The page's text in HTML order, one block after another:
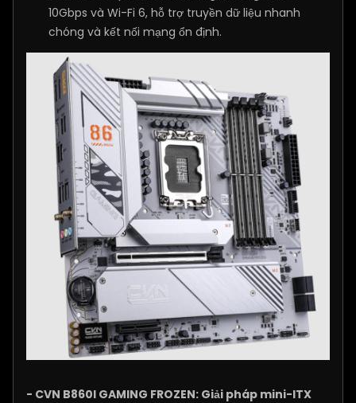
10Gbps và Wi-Fi 6, hỗ trợ truyền dữ liệu nhanh
chóng và kết nối mạng ổn định.
- CVN B860I GAMING FROZEN: Giải pháp mini-ITX